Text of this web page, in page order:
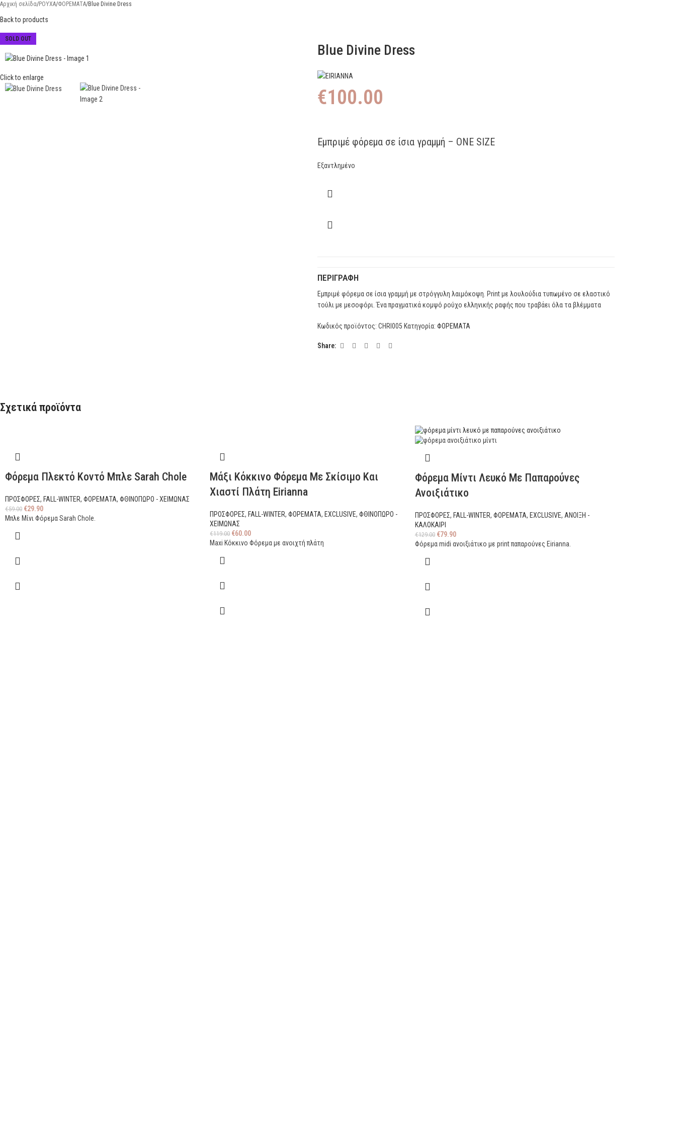
Αρχική σελίδα ΡΟΥΧΑ ΦΟΡΕΜΑΤΑ Blue Divine Dress
Back to products
SOLD OUT
Click to enlarge
Blue Divine Dress
€100.00
Εμπριμέ φόρεμα σε ίσια γραμμή – ONE SIZE
Εξαντλημένο
ΠΕΡΙΓΡΑΦΉ
Εμπριμέ φόρεμα σε ίσια γραμμή με στρόγγυλη λαιμόκοψη. Print με λουλούδια τυπωμένο σε ελαστικό
τούλι με μεσοφόρι. Ένα πραγματικά κομψό ρούχο ελληνικής ραφής που τραβάει όλα τα βλέμματα
Κωδικός προϊόντος: CHRI005 Κατηγορία: ΦΟΡΕΜΑΤΑ
Share:
Σχετικά προϊόντα
Φόρεμα Πλεκτό Κοντό Μπλε Sarah Chole
ΠΡΟΣΦΟΡΕΣ, FALL-WINTER, ΦΟΡΕΜΑΤΑ, ΦΘΙΝΟΠΩΡΟ - ΧΕΙΜΩΝΑΣ
€59.00 €29.90
Μπλε Μίνι Φόρεμα Sarah Chole.
Μάξι Κόκκινο Φόρεμα Με Σκίσιμο Και
Χιαστί Πλάτη Eirianna
ΠΡΟΣΦΟΡΕΣ, FALL-WINTER, ΦΟΡΕΜΑΤΑ, EXCLUSIVE, ΦΘΙΝΟΠΩΡΟ -
ΧΕΙΜΩΝΑΣ
€119.00 €60.00
Maxi Κόκκινο Φόρεμα με ανοιχτή πλάτη
Φόρεμα Μίντι Λευκό Με Παπαρούνες
Ανοιξιάτικο
ΠΡΟΣΦΟΡΕΣ, FALL-WINTER, ΦΟΡΕΜΑΤΑ, EXCLUSIVE, ΑΝΟΙΞΗ -
ΚΑΛΟΚΑΙΡΙ
€129.00 €79.90
Φόρεμα midi ανοιξιάτικο με print παπαρούνες Eirianna.